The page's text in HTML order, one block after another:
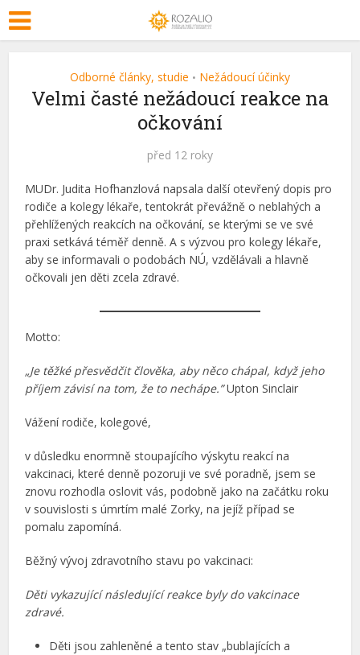
Odborné články, studie • Nežádoucí účinky
Velmi časté nežádoucí reakce na
očkování
před 12 roky
MUDr. Judita Hofhanzlová napsala další otevřený dopis pro
rodiče a kolegy lékaře, tentokrát převážně o neblahých a
přehlížených reakcích na očkování, se kterými se ve své
praxi setkává téměř denně. A s výzvou pro kolegy lékaře,
aby se informavali o podobách NÚ, vzdělávali a hlavně
očkovali jen děti zcela zdravé.
Motto:
„Je těžké přesvědčit člověka, aby něco chápal, když jeho
příjem závisí na tom, že to nechápe.”Upton Sinclair
Vážení rodiče, kolegové,
v důsledku enormně stoupajícího výskytu reakcí na
vakcinaci, které denně pozoruji ve své poradně, jsem se
znovu rozhodla oslovit vás, podobně jako na začátku roku
v souvislosti s úmrtím malé Zorky, na jejíž případ se
pomalu zapomíná.
Běžný vývoj zdravotního stavu po vakcinaci:
Děti vykazující následující reakce byly do vakcinace
zdravé.
Děti jsou zahleněné a tento stav „bublajících a